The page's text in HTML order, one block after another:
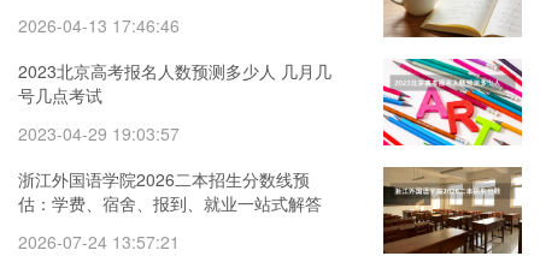
2026-04-13 17:46:46
2023北京高考报名人数预测多少人 几月几
号几点考试
2023-04-29 19:03:57
浙江外国语学院2026二本招生分数线预
估：学费、宿舍、报到、就业一站式解答
2026-07-24 13:57:21